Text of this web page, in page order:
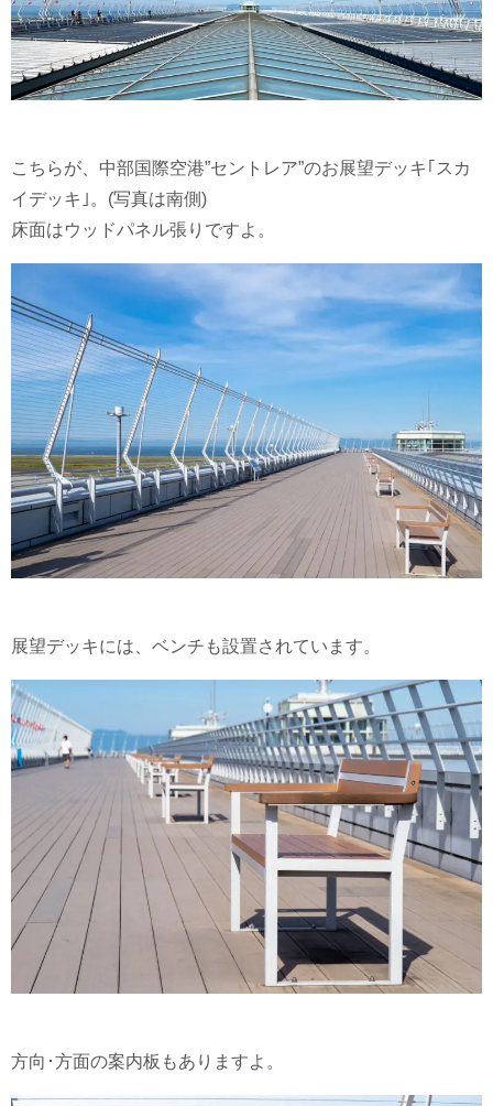
こちらが、中部国際空港”セントレア”のお展望デッキ｢スカ
イデッキ｣。(写真は南側)
床面はウッドパネル張りですよ。
展望デッキには、ベンチも設置されています。
方向･方面の案内板もありますよ。